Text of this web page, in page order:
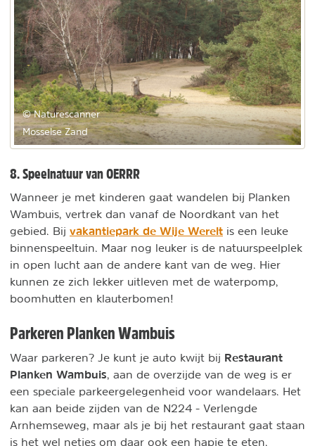
© Naturescanner
Mosselse Zand
8. Speelnatuur van OERRR
Wanneer je met kinderen gaat wandelen bij Planken
Wambuis, vertrek dan vanaf de Noordkant van het
gebied. Bij vakantiepark de Wije Werelt is een leuke
binnenspeeltuin. Maar nog leuker is de natuurspeelplek
in open lucht aan de andere kant van de weg. Hier
kunnen ze zich lekker uitleven met de waterpomp,
boomhutten en klauterbomen!
Parkeren Planken Wambuis
Waar parkeren? Je kunt je auto kwijt bij Restaurant
Planken Wambuis , aan de overzijde van de weg is er
een speciale parkeergelegenheid voor wandelaars. Het
kan aan beide zijden van de N224 - Verlengde
Arnhemseweg, maar als je bij het restaurant gaat staan
is het wel netjes om daar ook een hapje te eten.